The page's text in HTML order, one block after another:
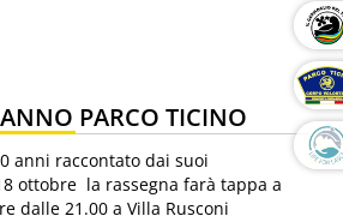
PARCO TICINO
anni raccontato dai suoi
ottobre la rassegna farà tappa a
dalle 21.00 a Villa Rusconi